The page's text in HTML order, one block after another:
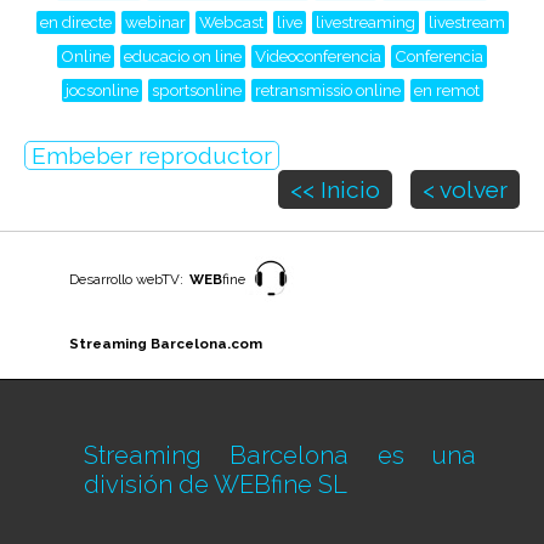
en directe
webinar Webcast live livestreaming
livestream
Online
educacio on line Videoconferencia
Conferencia
jocsonline
sportsonline retransmissio online en remot
Embeber reproductor
<< Inicio
< volver
Desarrollo webTV: WEBfine
Streaming Barcelona.com
Streaming Barcelona es una
división de WEBfine SL